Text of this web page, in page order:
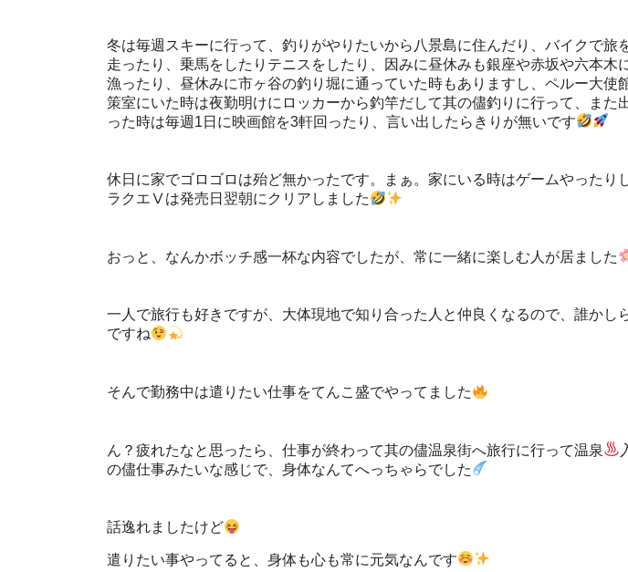
冬は毎週スキーに行って、釣りがやりたいから八景島に住んだり、バイクで旅
走ったり、乗馬をしたりテニスをしたり、因みに昼休みも銀座や赤坂や六本木
漁ったり、昼休みに市ヶ谷の釣り堀に通っていた時もありますし、ペルー大使
策室にいた時は夜勤明けにロッカーから釣竿だして其の儘釣りに行って、また
った時は毎週1日に映画館を3軒回ったり、言い出したらきりが無いです
休日に家でゴロゴロは殆ど無かったです。まぁ。家にいる時はゲームやったり
ラクエⅤは発売日翌朝にクリアしました
おっと、なんかボッチ感一杯な内容でしたが、常に一緒に楽しむ人が居ました
一人で旅行も好きですが、大体現地で知り合った人と仲良くなるので、誰かし
ですね
そんで勤務中は遣りたい仕事をてんこ盛でやってました
ん？疲れたなと思ったら、仕事が終わって其の儘温泉街へ旅行に行って温泉
の儘仕事みたいな感じで、身体なんてへっちゃらでした
話逸れましたけど
遣りたい事やってると、身体も心も常に元気なんです